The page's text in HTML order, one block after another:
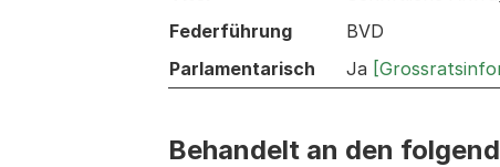
Federführung
BVD
Parlamentarisch
Ja
Behandelt an den